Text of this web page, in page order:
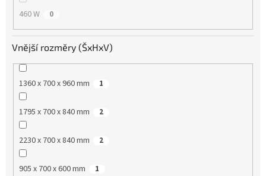
460 W 0
Vnější rozměry (ŠxHxV)
1360 x 700 x 960 mm 1
1795 x 700 x 840 mm 2
2230 x 700 x 840 mm 2
905 x 700 x 600 mm 1